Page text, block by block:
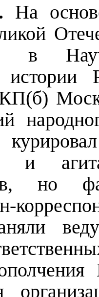
На
в
истории
и
но